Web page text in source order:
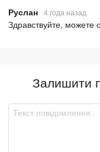
Руслан 4 года назад
Здравствуйте, можете
Залишити